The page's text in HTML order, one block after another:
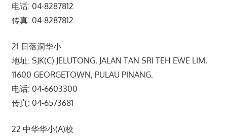
电话: 04-8287812
传真: 04-8287812
21 日落洞华小
地址: SJK(C) JELUTONG, JALAN TAN SRI TEH EWE LIM,
11600 GEORGETOWN, PULAU PINANG.
电话: 04-6603300
传真: 04-6573681
22 中华华小(A)校